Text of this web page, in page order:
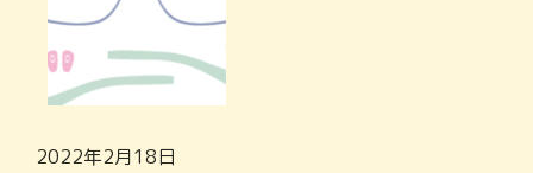
2022年2月18日